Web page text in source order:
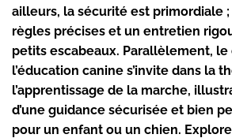
ailleurs, la sécurité est primordiale
règles précises et un entretien
petits escabeaux. Parallèlement, le
l’éducation canine s’invite dans la
l’apprentissage de la marche,
d’une guidance sécurisée et bien
pour un enfant ou un chien.